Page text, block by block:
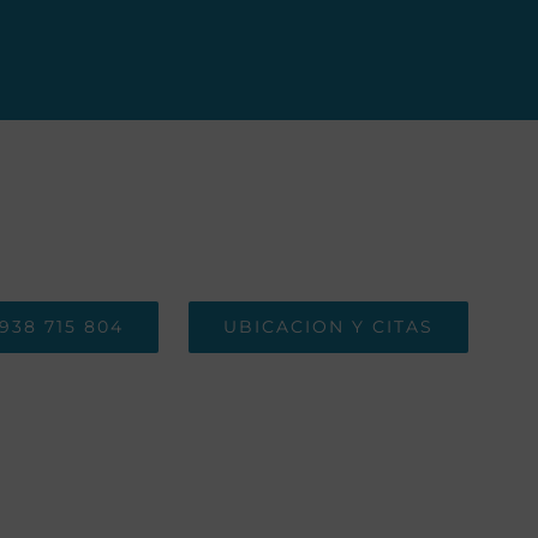
938 715 804 UBICACION Y CITAS